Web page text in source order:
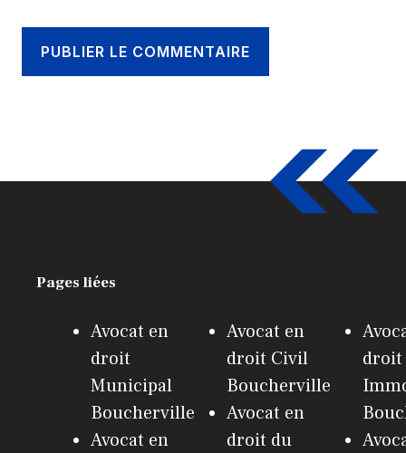
Pages liées
Avocat en
droit
Municipal
Boucherville
Avocat en
Avocat en
droit Civil
Boucherville
Avocat en
droit du
droit